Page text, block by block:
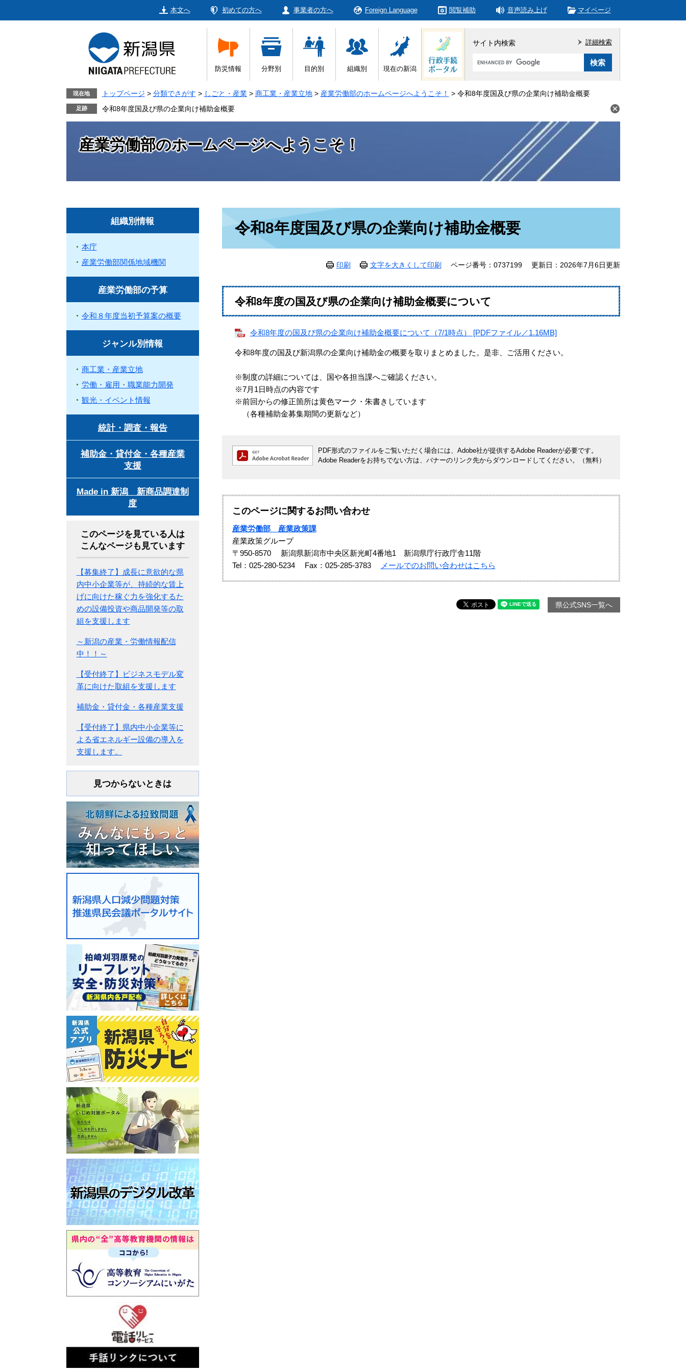
本文へ 初めての方へ 事業者の方へ Foreign Language 閲覧補助 音声読み上げ マイページ
防災情報 分野別 目的別 組織別 現在の新潟
サイト内検索
Google
タ
索
詳細検索
現在地 トップページ > 分類でさがす > しごと・産業 > 商工業・産業立地 > 産業労働部のホームページへようこそ！ > 令和8年度国及び県の企業向け補助金概要
令和8年度国及び県の企業向け補助金概要
産業労働部のホームページへようこそ！
令和8年度国及び県の企業向け補助金概要
印刷 文字を大きくして印刷 ページ番号：0737199 更新日：2026年7月6日更新
令和8年度の国及び県の企業向け補助金概要について
令和8年度の国及び県の企業向け補助金概要について（7/1時点） [PDFファイル／1.16MB]
令和8年度の国及び新潟県の企業向け補助金の概要を取りまとめました。是非、ご活用ください。
※制度の詳細については、国や各担当課へご確認ください。
※7月1日時点の内容です
※前回からの修正箇所は黄色マーク・朱書きしています
（各種補助金募集期間の更新など）
PDF形式のファイルをご覧いただく場合には、Adobe社が提供するAdobe Readerが必要です。
Adobe Readerをお持ちでない方は、バナーのリンク先からダウンロードしてください。（無料）
このページに関するお問い合わせ
産業労働部 産業政策課
産業政策グループ
〒950-8570
新潟県新潟市中央区新光町4番地1 新潟県庁行政庁舎11階
Tel：025-280-5234
Fax：025-285-3783 メールでのお問い合わせはこちら
県公式SNS一覧へ
組織別情報
本庁
産業労働部関係地域機関
産業労働部の予算
令和８年度当初予算案の概要
ジャンル別情報
商工業・産業立地
労働・雇用・職業能力開発
観光・イベント情報
統計・調査・報告
補助金・貸付金・各種産業
支援
Made in 新潟 新商品調達制
度
このページを見ている人は
こんなページも見ています
【募集終了】成長に意欲的な県
内中小企業等が、持続的な賃上
げに向けた稼ぐ力を強化するた
めの設備投資や商品開発等の取
組を支援します
～新潟の産業・労働情報配信
中！！～
【受付終了】ビジネスモデル変
革に向けた取組を支援します
補助金・貸付金・各種産業支援
【受付終了】県内中小企業等に
よる省エネルギー設備の導入を
支援します。
見つからないときは